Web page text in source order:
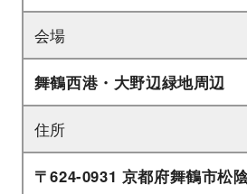
会場
舞鶴西港・大野辺緑地周辺
住所
〒624-0931 京都府舞鶴市松